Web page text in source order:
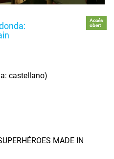
Accés
obert
castellano)
MADE IN